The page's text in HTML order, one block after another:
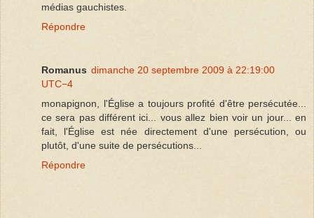
médias gauchistes.
Répondre
Romanus dimanche 20 septembre 2009 à 22:19:00
UTC−4
monapignon, l'Église a toujours profité d'être persécutée...
ce sera pas différent ici... vous allez bien voir un jour... en
fait, l'Église est née directement d'une persécution, ou
plutôt, d'une suite de persécutions...
Répondre